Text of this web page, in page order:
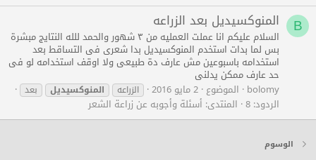
B المنوكسيديل بعد الزراعه
السلام عليكم انا عملت العمليه من ٣ شهور والحمد للله النتايج مبشرة
بس لما بدات استخدم المنوكسيديل بدا شعرى فى التساقط بعد
استخدامه باسبوعين مش عارف دة طبيعى ولا اوقف استخدامه لو فى
حد عارف ممكن يدلنى
bolomy الموضوع 2 مايو 2016 الزراعه المنوكسيديل بعد
الردود: 8 المنتدى: أسئلة وأجوبه عن زراعة الشعر
الوسوم